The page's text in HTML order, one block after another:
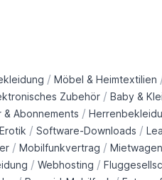
/ Möbel & Heimtextilien
Zubehör / Baby &
& Abonnements /
Erotik / Software-Downloads /
/ Mobilfunkvertrag / Mietwagen
/ Webhosting /